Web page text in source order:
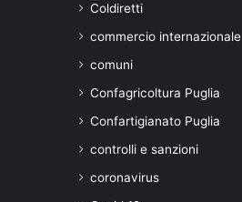
Coldiretti
commercio internazionale
comuni
Confagricoltura Puglia
Confartigianato Puglia
controlli e sanzioni
coronavirus